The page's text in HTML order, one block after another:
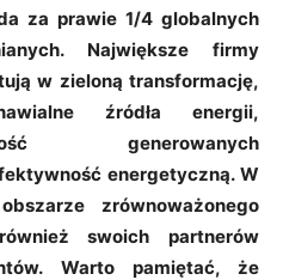
za prawie 1/4 globalnych
Największe firmy
w zieloną transformację,
źródła energii,
generowanych
energetyczną. W
zrównoważonego
swoich partnerów
Warto pamiętać, że